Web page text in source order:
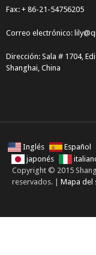
Fax: + 86-21-54756205
Correo electrónico:
Dirección: Sala # 1704,
Shanghai, China
Inglés Español
japonés
Copyright © 2015
reservados. | Mapa del